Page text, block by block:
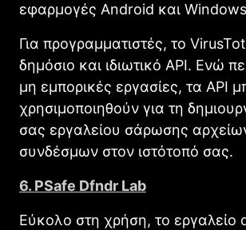
εφαρμογές Android και
Για προγραμματιστές, το
δημόσιο και ιδιωτικό API. Ενώ
μη εμπορικές εργασίες, τα API
χρησιμοποιηθούν για τη
σας εργαλείου σάρωσης
συνδέσμων στον ιστότοπό σας.
6. PSafe Dfndr Lab
Εύκολο στη χρήση, το εργαλείο